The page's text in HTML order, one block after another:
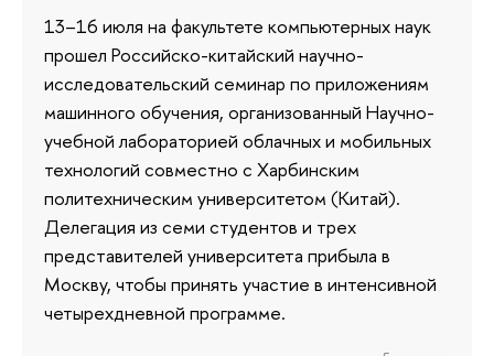
13–16 июля на факультете компьютерных наук
прошел Российско-китайский научно-
исследовательский семинар по приложениям
машинного обучения, организованный Научно-
учебной лабораторией облачных и мобильных
технологий совместно с Харбинским
политехническим университетом (Китай).
Делегация из семи студентов и трех
представителей университета прибыла в
Москву, чтобы принять участие в интенсивной
четырехдневной программе.